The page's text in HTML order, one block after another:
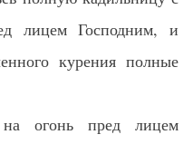
лицем Господним, и
курения полные
огонь пред лицем